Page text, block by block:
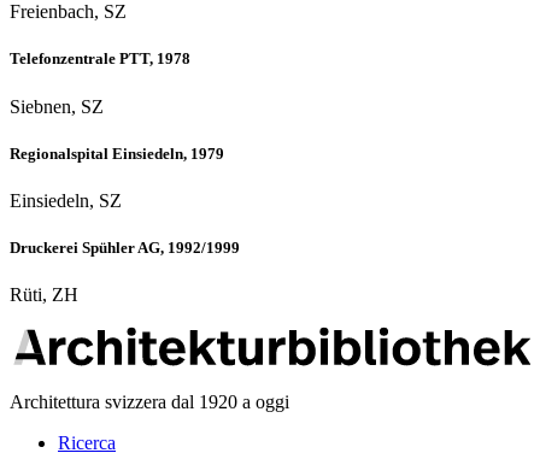
Freienbach, SZ
Telefonzentrale PTT, 1978
Siebnen, SZ
Regionalspital Einsiedeln, 1979
Einsiedeln, SZ
Druckerei Spühler AG, 1992/1999
Rüti, ZH
Architettura svizzera dal 1920 a oggi
Ricerca